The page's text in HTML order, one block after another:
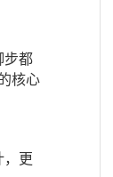
步都
核心
更